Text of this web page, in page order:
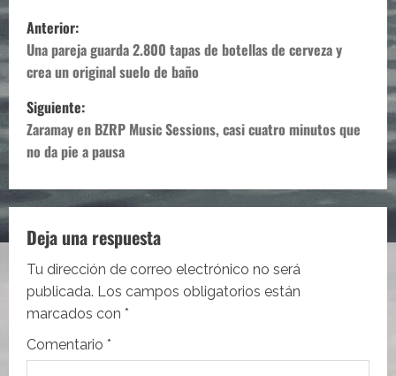
N
a
v
e
g
a
c
i
ó
n
Anterior:
Una pareja guarda 2.800 tapas de botellas de cerveza y
crea un original suelo de baño
Siguiente:
Zaramay en BZRP Music Sessions, casi cuatro minutos que
no da pie a pausa
Deja una respuesta
Tu dirección de correo electrónico no será
publicada. Los campos obligatorios están
marcados con *
Comentario *